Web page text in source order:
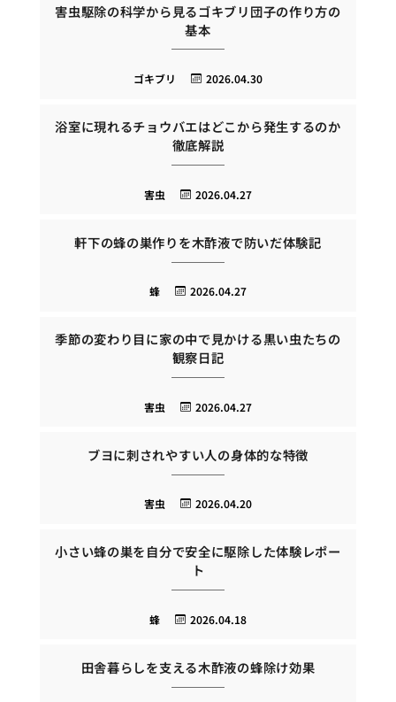
害虫駆除の科学から見るゴキブリ団子の作り方の
基本
2026.04.30
ゴキブリ
浴室に現れるチョウバエはどこから発生するのか
徹底解説
2026.04.27
害虫
軒下の蜂の巣作りを木酢液で防いだ体験記
2026.04.27
蜂
季節の変わり目に家の中で見かける黒い虫たちの
観察日記
2026.04.27
害虫
ブヨに刺されやすい人の身体的な特徴
2026.04.20
害虫
小さい蜂の巣を自分で安全に駆除した体験レポー
ト
2026.04.18
蜂
田舎暮らしを支える木酢液の蜂除け効果